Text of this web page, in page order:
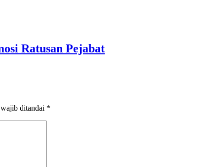
Ratusan Pejabat
ditandai *